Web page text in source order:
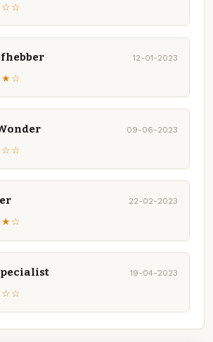
12-01-2023
09-06-2023
22-02-2023
19-04-2023